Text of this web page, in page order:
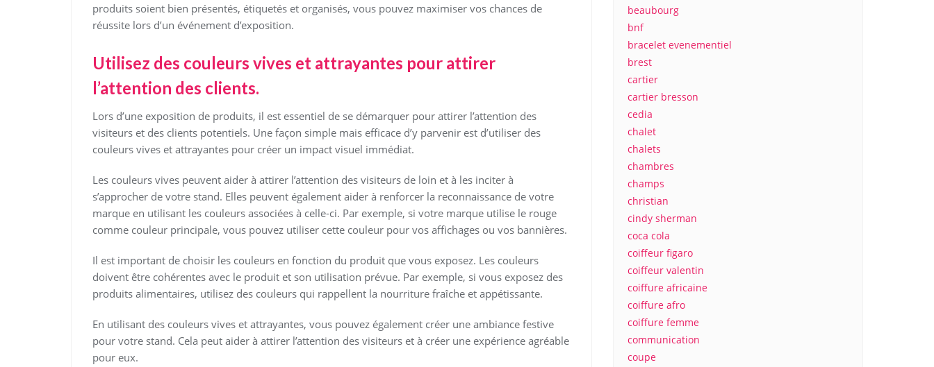
produits soient bien présentés, étiquetés et organisés, vous pouvez maximiser vos chances de
réussite lors d’un événement d’exposition.
Utilisez des couleurs vives et attrayantes pour attirer
l’attention des clients.
Lors d’une exposition de produits, il est essentiel de se démarquer pour attirer l’attention des
visiteurs et des clients potentiels. Une façon simple mais efficace d’y parvenir est d’utiliser des
couleurs vives et attrayantes pour créer un impact visuel immédiat.
Les couleurs vives peuvent aider à attirer l’attention des visiteurs de loin et à les inciter à
s’approcher de votre stand. Elles peuvent également aider à renforcer la reconnaissance de votre
marque en utilisant les couleurs associées à celle-ci. Par exemple, si votre marque utilise le rouge
comme couleur principale, vous pouvez utiliser cette couleur pour vos affichages ou vos bannières.
Il est important de choisir les couleurs en fonction du produit que vous exposez. Les couleurs
doivent être cohérentes avec le produit et son utilisation prévue. Par exemple, si vous exposez des
produits alimentaires, utilisez des couleurs qui rappellent la nourriture fraîche et appétissante.
En utilisant des couleurs vives et attrayantes, vous pouvez également créer une ambiance festive
pour votre stand. Cela peut aider à attirer l’attention des visiteurs et à créer une expérience agréable
pour eux.
beaubourg
bnf
bracelet evenementiel
brest
cartier
cartier bresson
cedia
chalet
chalets
chambres
champs
christian
cindy sherman
coca cola
coiffeur figaro
coiffeur valentin
coiffure africaine
coiffure afro
coiffure femme
communication
coupe